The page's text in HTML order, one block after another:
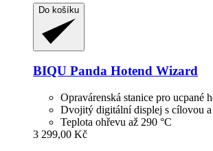
Do košíku
BIQU Panda Hotend Wizard
Opravárenská stanice pro ucpané
Dvojitý digitální displej s cílovou a
Teplota ohřevu až 290 °C
3 299,00 Kč